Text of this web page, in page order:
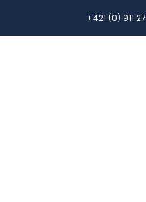
+421 (0) 911